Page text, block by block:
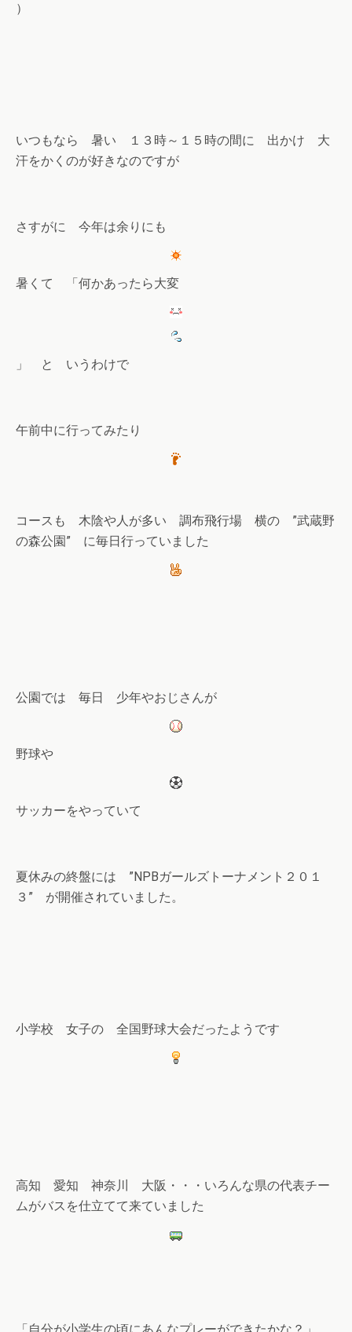
）
いつもなら 暑い １３時～１５時の間に 出かけ 大
汗をかくのが好きなのですが
さすがに 今年は余りにも
暑くて 「何かあったら大変
」 と いうわけで
午前中に行ってみたり
コースも 木陰や人が多い 調布飛行場 横の ”武蔵野
の森公園” に毎日行っていました
公園では 毎日 少年やおじさんが
野球や
サッカーをやっていて
夏休みの終盤には ”NPBガールズトーナメント２０１
３” が開催されていました。
小学校 女子の 全国野球大会だったようです
高知 愛知 神奈川 大阪・・・いろんな県の代表チー
ムがバスを仕立てて来ていました